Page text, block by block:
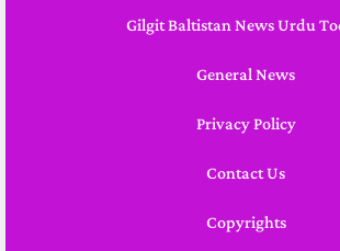
Gilgit Baltistan News Urdu
General News
Privacy Policy
Contact Us
Copyrights